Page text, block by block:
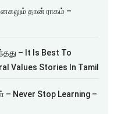
தான் ராகம் –
– It Is Best To
Values Stories In Tamil
– Never Stop Learning –